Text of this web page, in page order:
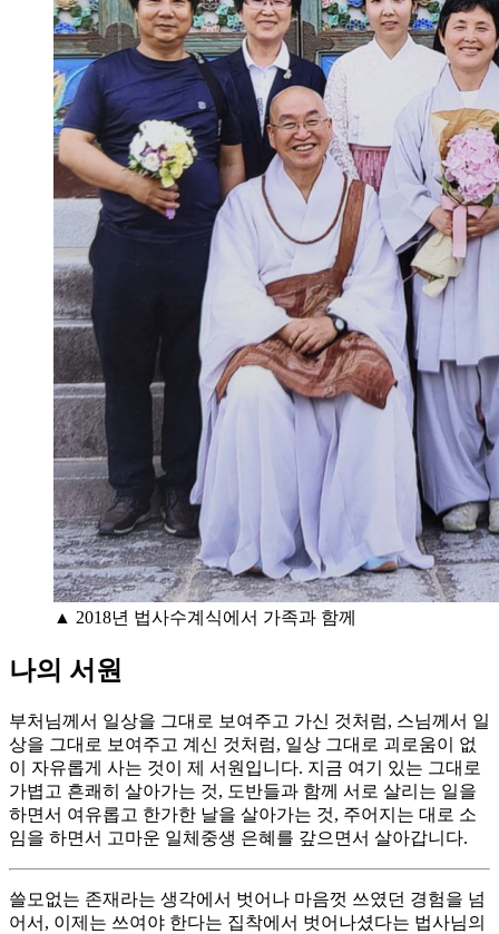
▲ 2018년 법사수계식에서 가족과 함께
나의 서원
부처님께서 일상을 그대로 보여주고 가신 것처럼, 스님께서 일
상을 그대로 보여주고 계신 것처럼, 일상 그대로 괴로움이 없
이 자유롭게 사는 것이 제 서원입니다. 지금 여기 있는 그대로
가볍고 흔쾌히 살아가는 것, 도반들과 함께 서로 살리는 일을
하면서 여유롭고 한가한 날을 살아가는 것, 주어지는 대로 소
임을 하면서 고마운 일체중생 은혜를 갚으면서 살아갑니다.
쓸모없는 존재라는 생각에서 벗어나 마음껏 쓰였던 경험을 넘
어서, 이제는 쓰여야 한다는 집착에서 벗어나셨다는 법사님의